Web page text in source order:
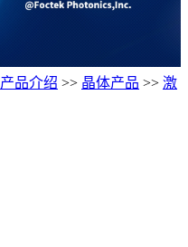
产品介绍 >> 晶体产品 >> 激